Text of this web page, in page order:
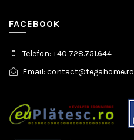
FACEBOOK
Telefon: +40 728.751.644
Email: contact@tegahome.ro